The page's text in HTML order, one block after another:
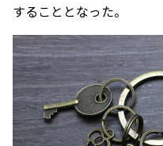
することとなった。